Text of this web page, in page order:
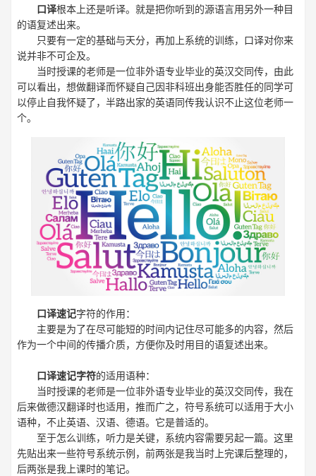
口译根本上还是听译。就是把你听到的源语言用另外一种目
的语复述出来。
只要有一定的基础与天分，再加上系统的训练，口译对你来
说并非不可企及。
当时授课的老师是一位非外语专业毕业的英汉交同传，由此
可以看出，想做翻译而怀疑自己因非科班出身能否胜任的同学可
以停止自我怀疑了，半路出家的英语同传我认识不止这位老师一
个。
口译速记字符的作用：
主要是为了在尽可能短的时间内记住尽可能多的内容，然后
作为一个中间的传播介质，方便你及时用目的语复述出来。
口译速记字符的适用语种：
当时授课的老师是一位非外语专业毕业的英汉交同传，我在
后来做德汉翻译时也适用，推而广之，符号系统可以适用于大小
语种，不止英语、汉语、德语。它是普适的。
至于怎么训练，听力是关键，系统内容需要另起一篇。这里
先贴出来一些符号系统示例，前两张是我当时上完课后整理的，
后两张是我上课时的笔记。